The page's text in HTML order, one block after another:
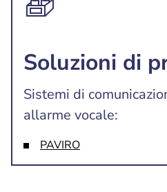
Soluzioni di
Sistemi di
allarme vocale:
PAVIRO